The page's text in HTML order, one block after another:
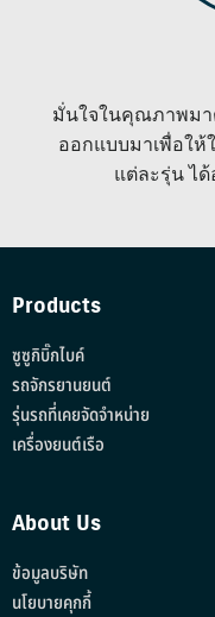
มั่นใจในคุณภาพมา
ออกแบบมาเพื่อใ
แต่ละรุ่น ไ
Products
ซูซูกิบิ๊กไบค์
รถจักรยานยนต์
รุ่นรถที่เคยจัดจำหน่าย
เครื่องยนต์เรือ
About Us
ข้อมูลบริษัท
นโยบายคุกกี้